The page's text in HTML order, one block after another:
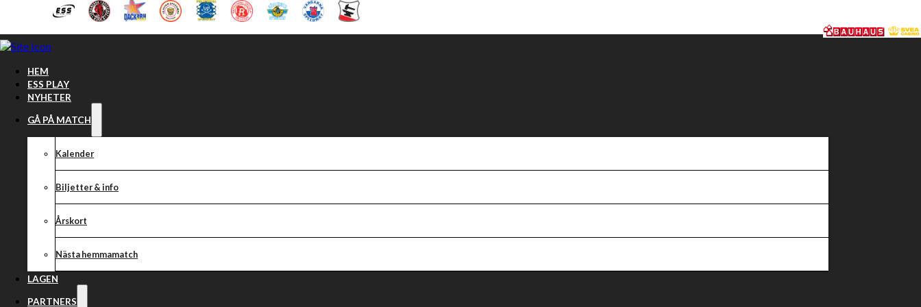
Hoppa till huvudinnehåll Hoppa till sidfot
HEM
ESS PLAY
NYHETER
GÅ PÅ MATCH
Kalender
Biljetter & info
Årskort
Nästa hemmamatch
LAGEN
PARTNERS